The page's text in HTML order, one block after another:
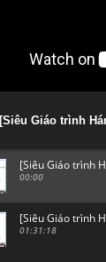
[Siêu Giáo trình
[Siêu Giáo trình
00:00
[Siêu Giáo trình
01:31:18